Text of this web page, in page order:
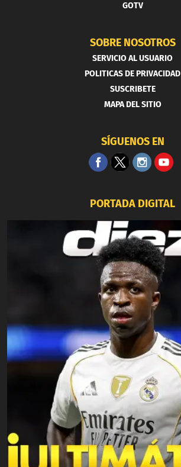
GOTV
SOBRE NOSOTROS
SERVICIO AL USUARIO
POLITICAS DE PRIVACIDAD
SUSCRIBETE
MAPA DEL SITIO
SÍGUENOS EN
PORTADA DIGITAL